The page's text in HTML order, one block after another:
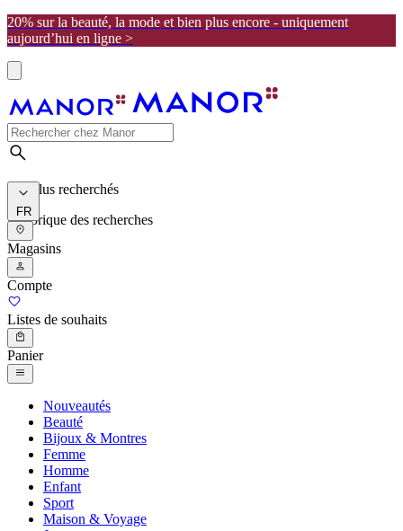
20% sur la beauté, la mode et bien plus encore - uniquement
aujourd’hui en ligne >
Les plus recherchés
Historique des recherches
FR
Magasins
Compte
Listes de souhaits
Panier
Nouveautés
Beauté
Bijoux & Montres
Femme
Homme
Enfant
Sport
Maison & Voyage